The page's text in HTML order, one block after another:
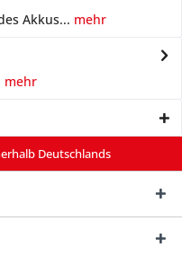
Akkus... mehr
mehr
Deutschlands